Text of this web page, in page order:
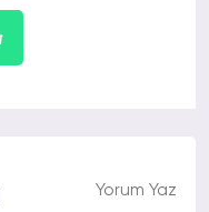
Yorum Yaz